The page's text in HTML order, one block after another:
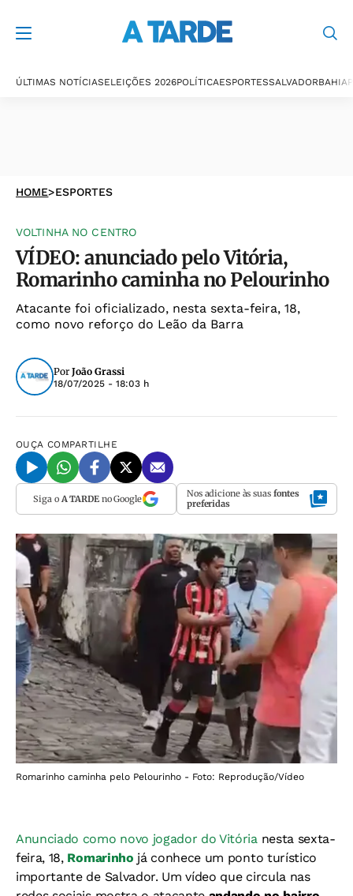
ÚLTIMAS NOTÍCIASELEIÇÕES 2026POLÍTICAESPORTESSALVADORBAHIA
HOME>ESPORTES
VOLTINHA NO CENTRO
VÍDEO: anunciado pelo Vitória,
Romarinho caminha no Pelourinho
Atacante foi oficializado, nesta sexta-feira, 18,
como novo reforço do Leão da Barra
Por João Grassi
18/07/2025 - 18:03 h
OUÇA COMPARTILHE
Siga o A TARDEno Google Nos adicione às suas fontes
preferidas
Romarinho caminha pelo Pelourinho - Foto: Reprodução/Vídeo
Anunciado como novo jogador do Vitória nesta sexta-
feira, 18, Romarinho já conhece um ponto turístico
importante de Salvador. Um vídeo que circula nas